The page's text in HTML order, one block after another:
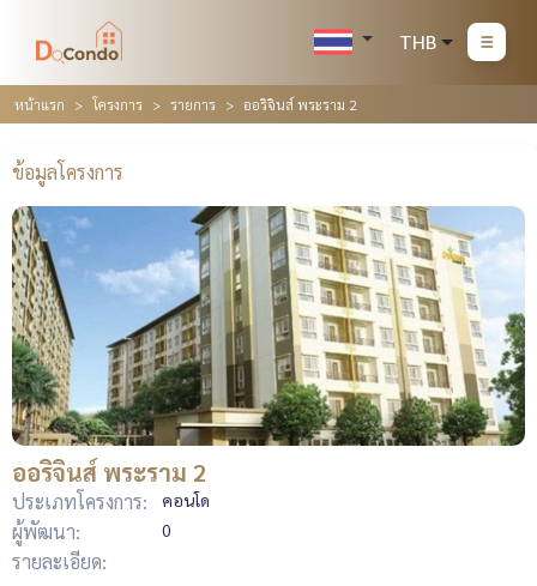
THB
หน้าแรก โครงการ รายการ ออริจินส์ พระราม 2
ข้อมูลโครงการ
ออริจินส์ พระราม 2
ประเภทโครงการ: คอนโด
ผู้พัฒนา: 0
รายละเอียด: